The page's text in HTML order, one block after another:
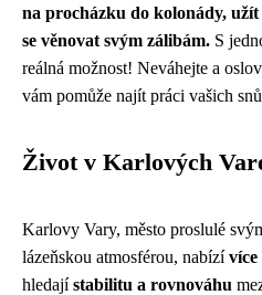
na procházku do kolonády,
se věnovat svým zálibám. S
reálná možnost! Neváhejte a
vám pomůže najít práci vašich
Život v Karlových
Karlovy Vary, město proslulé
lázeňskou atmosférou, nabízívíce
hledajístabilitu a rovnováhu